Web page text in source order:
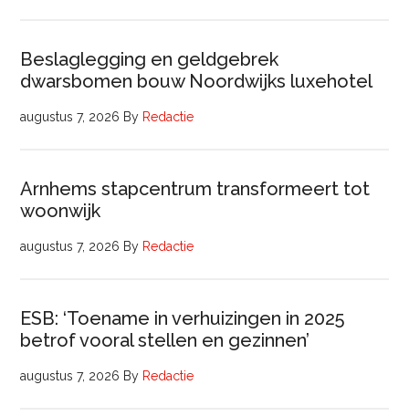
Beslaglegging en geldgebrek
dwarsbomen bouw Noordwijks luxehotel
augustus 7, 2026 By Redactie
Arnhems stapcentrum transformeert tot
woonwijk
augustus 7, 2026 By Redactie
ESB: ‘Toename in verhuizingen in 2025
betrof vooral stellen en gezinnen’
augustus 7, 2026 By Redactie